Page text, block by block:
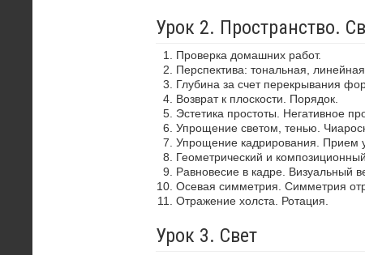
Урок 2. Пространство.
Проверка домашних работ.
Перспектива: тональная,
Глубина за счет перекрывания
Возврат к плоскости. Порядок.
Эстетика простоты. Негативное
Упрощение светом, тенью.
Упрощение кадрирования. Прием
Геометрический и
Равновесие в кадре. Визуальный
Осевая симметрия. Симметрия
Отражение холста. Ротация.
Урок 3. Свет